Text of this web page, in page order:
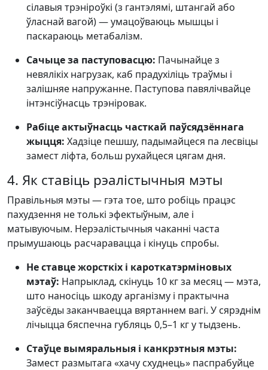
сілавыя трэніроўкі (з гантэлямі, штангай або
ўласнай вагой) — умацоўваюць мышцы і
паскараюць метабалізм.
Сачыце за паступовасцю: Пачынайце з
невялікіх нагрузак, каб прадухіліць траўмы і
залішняе напружанне. Паступова павялічвайце
інтэнсіўнасць трэніровак.
Рабіце актыўнасць часткай паўсядзённага
жыцця: Хадзіце пешшу, падымайцеся па лесвіцы
замест ліфта, больш рухайцеся цягам дня.
4. Як ставіць рэалістычныя мэты
Правільныя мэты — гэта тое, што робіць працэс
пахудзення не толькі эфектыўным, але і
матывуючым. Нерэалістычныя чаканні часта
прымушаюць расчаравацца і кінуць спробы.
Не ставце жорсткіх і кароткатэрміновых
мэтаў: Напрыклад, скінуць 10 кг за месяц — мэта,
што наносіць шкоду арганізму і практычна
заўсёды заканчваецца вяртаннем вагі. У сярэднім
лічыцца бяспечна губляць 0,5–1 кг у тыдзень.
Стаўце вымяральныя і канкрэтныя мэты:
Замест размытага «хачу схуднець» паспрабуйце